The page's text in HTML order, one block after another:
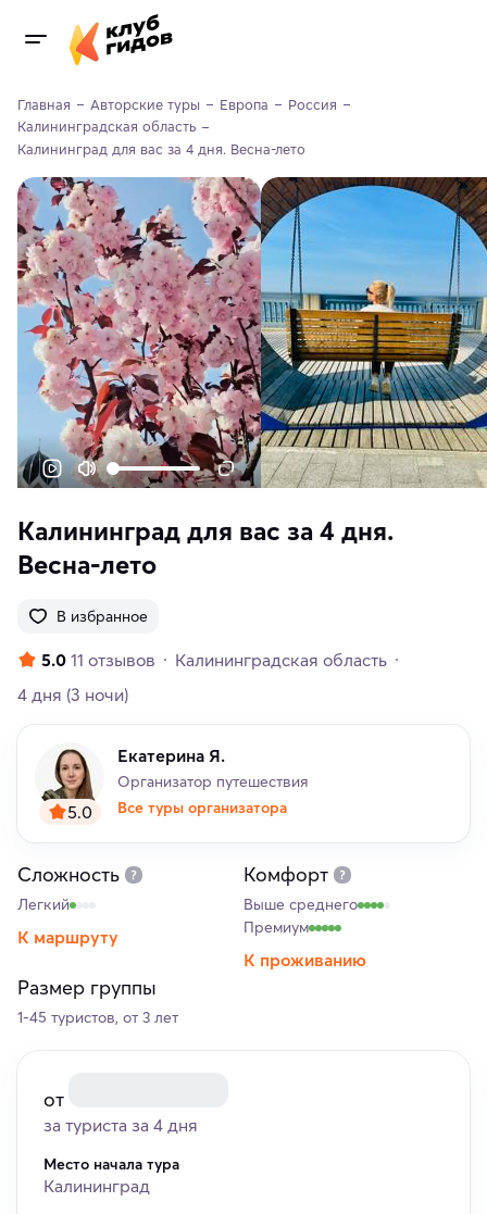
Главная Авторские туры Европа
Россия
Калининградская область
Калининград для вас за 4 дня. Весна-лето
Калининград для вас за 4 дня.
Весна-лето
В избранное
5.0 11 отзывов
Калининградская область
4 дня (3 ночи)
5.0
Екатерина Я.
Организатор путешествия
Все туры организатора
Сложность
Легкий
К маршруту
Комфорт
Выше среднего
Премиум
К проживанию
Размер группы
1-45 туристов, от 3 лет
от
за туриста за 4 дня
Место начала тура
Калининград